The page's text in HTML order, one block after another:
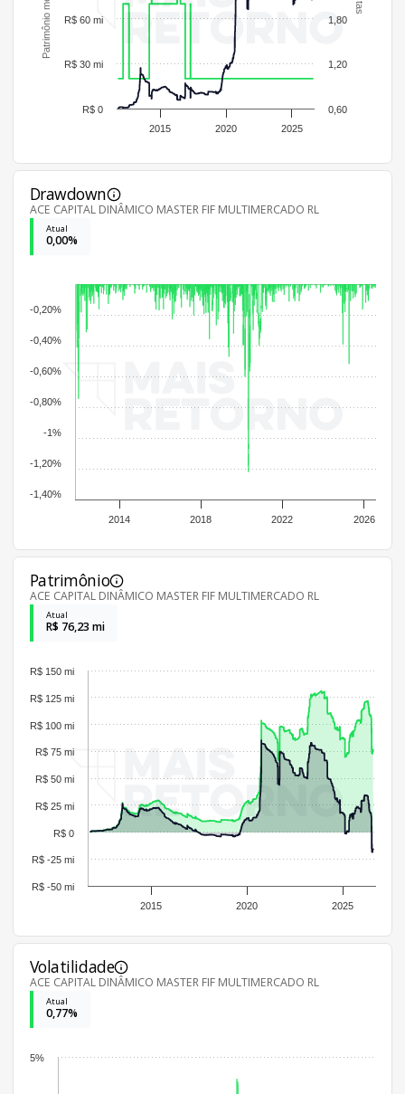
2015 2020 2025
0,60
1,20
1,80
R$ 0
R$ 30 mi
R$ 60 mi
Drawdown
ACE CAPITAL DINÂMICO MASTER FIF MULTIMERCADO RL
Atual
0,00%
2014 2018 2022 2026
-1,40%
-1,20%
-1%
-0,80%
-0,60%
-0,40%
-0,20%
Patrimônio
ACE CAPITAL DINÂMICO MASTER FIF MULTIMERCADO RL
Atual
R$ 76,23 mi
2015 2020 2025
R$ -50 mi
R$ -25 mi
R$ 0
R$ 25 mi
R$ 50 mi
R$ 75 mi
R$ 100 mi
R$ 125 mi
R$ 150 mi
Volatilidade
ACE CAPITAL DINÂMICO MASTER FIF MULTIMERCADO RL
Atual
0,77%
5%